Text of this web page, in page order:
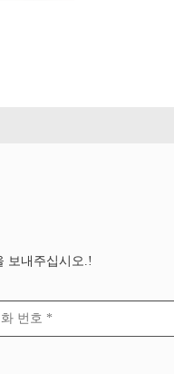
보내주십시오.!